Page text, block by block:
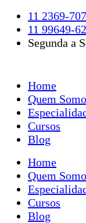
conteúdo
11 2369-
11 99649-
Segunda a
Home
Quem
Cursos
Blog
Home
Quem
Cursos
Blog